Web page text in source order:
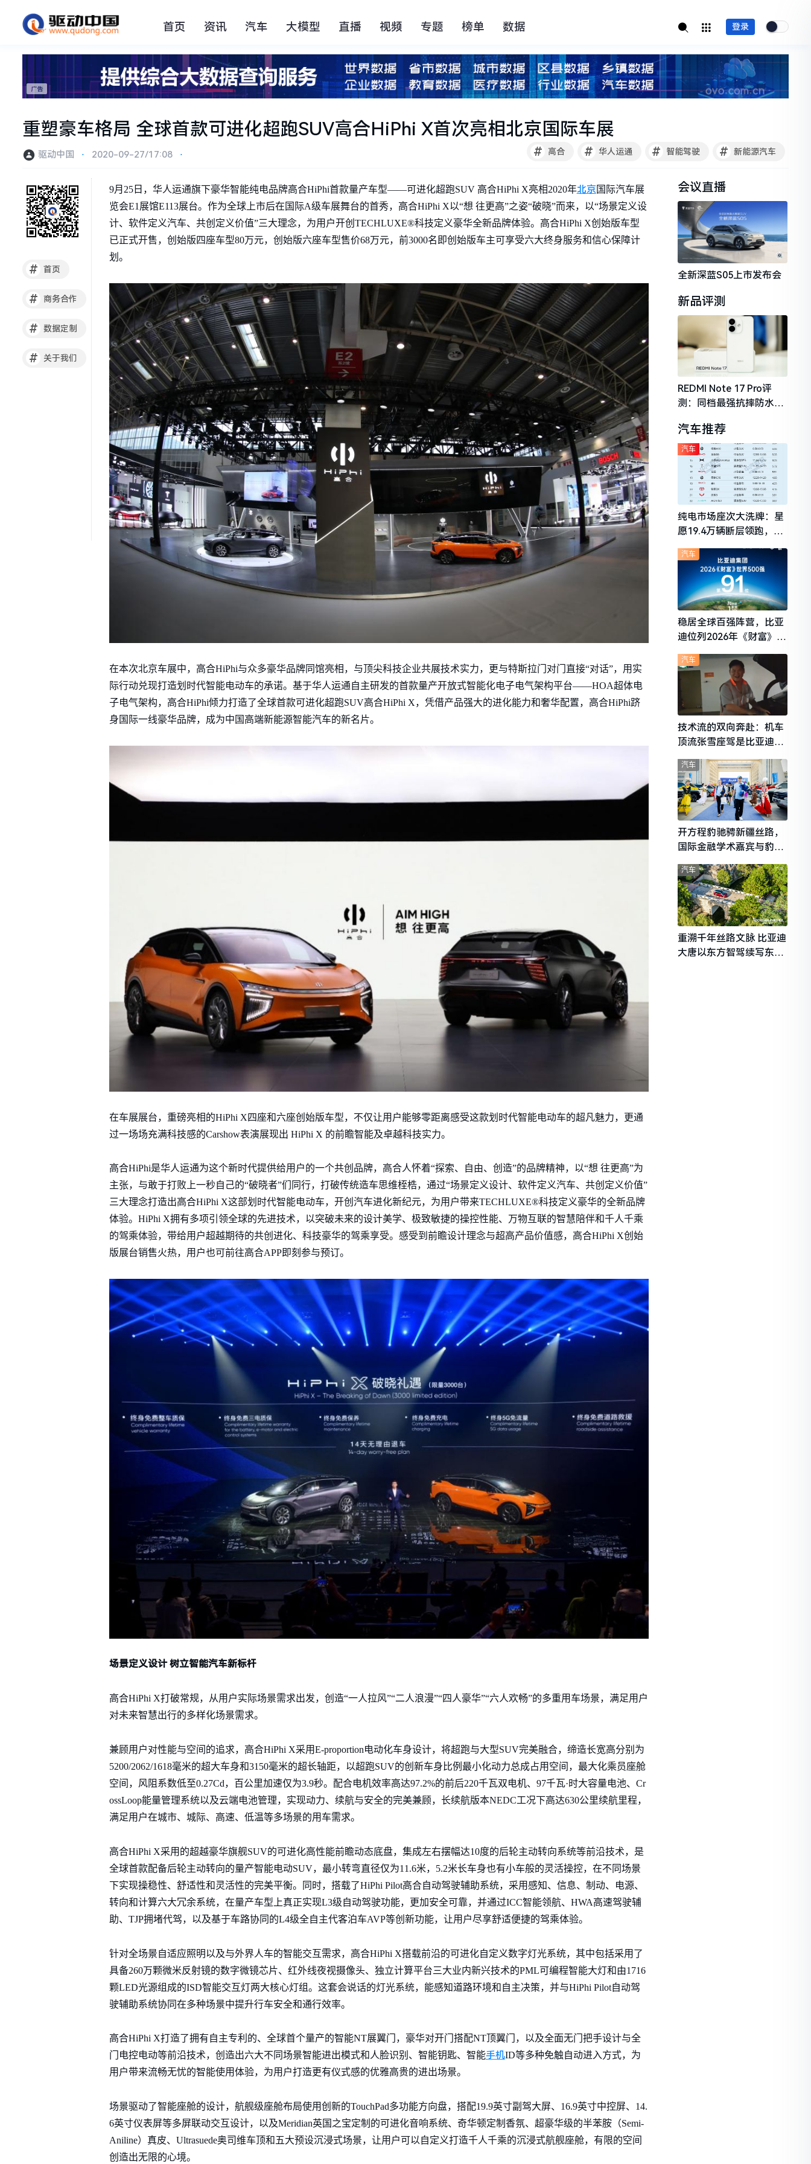
首页 资讯 汽车 大模型 直播 视频 专题 榜单 数据 登录
重塑豪车格局 全球首款可进化超跑SUV高合HiPhi X首次亮相北京国际车展
# 高合 # 华人运通 # 智能驾驶 # 新能源汽车
驱动中国 ⋅ 2020-09-27/17:08 ⋅
# 首页
# 商务合作
# 数据定制
# 关于我们
9月25日，华人运通旗下豪华智能纯电品牌高合HiPhi首款量产车型——可进化超跑SUV 高合HiPhi X亮相2020年北京国际汽车展
览会E1展馆E113展台。作为全球上市后在国际A级车展舞台的首秀，高合HiPhi X以“想 往更高”之姿“破晓”而来，以“场景定义设
计、软件定义汽车、共创定义价值”三大理念，为用户开创TECHLUXE®科技定义豪华全新品牌体验。高合HiPhi X创始版车型
已正式开售，创始版四座车型80万元，创始版六座车型售价68万元，前3000名即创始版车主可享受六大终身服务和信心保障计
划。
在本次北京车展中，高合HiPhi与众多豪华品牌同馆亮相，与顶尖科技企业共展技术实力，更与特斯拉门对门直接“对话”，用实
际行动兑现打造划时代智能电动车的承诺。基于华人运通自主研发的首款量产开放式智能化电子电气架构平台——HOA超体电
子电气架构，高合HiPhi倾力打造了全球首款可进化超跑SUV高合HiPhi X，凭借产品强大的进化能力和奢华配置，高合HiPhi跻
身国际一线豪华品牌，成为中国高端新能源智能汽车的新名片。
在车展展台，重磅亮相的HiPhi X四座和六座创始版车型，不仅让用户能够零距离感受这款划时代智能电动车的超凡魅力，更通
过一场场充满科技感的Carshow表演展现出 HiPhi X 的前瞻智能及卓越科技实力。
高合HiPhi是华人运通为这个新时代提供给用户的一个共创品牌，高合人怀着“探索、自由、创造”的品牌精神，以“想 往更高”为
主张，与敢于打败上一秒自己的“破晓者”们同行，打破传统造车思维桎梏，通过“场景定义设计、软件定义汽车、共创定义价值”
三大理念打造出高合HiPhi X这部划时代智能电动车，开创汽车进化新纪元，为用户带来TECHLUXE®科技定义豪华的全新品牌
体验。HiPhi X拥有多项引领全球的先进技术，以突破未来的设计美学、极致敏捷的操控性能、万物互联的智慧陪伴和千人千乘
的驾乘体验，带给用户超越期待的共创进化、科技豪华的驾乘享受。感受到前瞻设计理念与超高产品价值感，高合HiPhi X创始
版展台销售火热，用户也可前往高合APP即刻参与预订。
场景定义设计 树立智能汽车新标杆
高合HiPhi X打破常规，从用户实际场景需求出发，创造“一人拉风”“二人浪漫”“四人豪华”“六人欢畅”的多重用车场景，满足用户
对未来智慧出行的多样化场景需求。
兼顾用户对性能与空间的追求，高合HiPhi X采用E-proportion电动化车身设计，将超跑与大型SUV完美融合，缔造长宽高分别为
5200/2062/1618毫米的超大车身和3150毫米的超长轴距，以超跑SUV的创新车身比例最小化动力总成占用空间，最大化乘员座舱
空间，风阻系数低至0.27Cd，百公里加速仅为3.9秒。配合电机效率高达97.2%的前后220千瓦双电机、97千瓦·时大容量电池、Cr
ossLoop能量管理系统以及云端电池管理，实现动力、续航与安全的完美兼顾，长续航版本NEDC工况下高达630公里续航里程，
满足用户在城市、城际、高速、低温等多场景的用车需求。
高合HiPhi X采用的超越豪华旗舰SUV的可进化高性能前瞻动态底盘，集成左右摆幅达10度的后轮主动转向系统等前沿技术，是
全球首款配备后轮主动转向的量产智能电动SUV，最小转弯直径仅为11.6米，5.2米长车身也有小车般的灵活操控，在不同场景
下实现操稳性、舒适性和灵活性的完美平衡。同时，搭载了HiPhi Pilot高合自动驾驶辅助系统，采用感知、信息、制动、电源、
转向和计算六大冗余系统，在量产车型上真正实现L3级自动驾驶功能，更加安全可靠，并通过ICC智能领航、HWA高速驾驶辅
助、TJP拥堵代驾，以及基于车路协同的L4级全自主代客泊车AVP等创新功能，让用户尽享舒适便捷的驾乘体验。
针对全场景自适应照明以及与外界人车的智能交互需求，高合HiPhi X搭载前沿的可进化自定义数字灯光系统，其中包括采用了
具备260万颗微米反射镜的数字微镜芯片、红外线夜视摄像头、独立计算平台三大业内新兴技术的PML可编程智能大灯和由1716
颗LED光源组成的ISD智能交互灯两大核心灯组。这套会说话的灯光系统，能感知道路环境和自主决策，并与HiPhi Pilot自动驾
驶辅助系统协同在多种场景中提升行车安全和通行效率。
高合HiPhi X打造了拥有自主专利的、全球首个量产的智能NT展翼门，豪华对开门搭配NT顶翼门，以及全面无门把手设计与全
门电控电动等前沿技术，创造出六大不同场景智能进出模式和人脸识别、智能钥匙、智能手机ID等多种免触自动进入方式，为
用户带来流畅无忧的智能使用体验，为用户打造更有仪式感的优雅高贵的进出场景。
场景驱动了智能座舱的设计，航舰级座舱布局使用创新的TouchPad多功能方向盘，搭配19.9英寸副驾大屏、16.9英寸中控屏、14.
6英寸仪表屏等多屏联动交互设计，以及Meridian英国之宝定制的可进化音响系统、奇华顿定制香氛、超豪华级的半苯胺（Semi-
Aniline）真皮、Ultrasuede奥司维车顶和五大预设沉浸式场景，让用户可以自定义打造千人千乘的沉浸式航舰座舱，有限的空间
创造出无限的心境。
会议直播
全新深蓝S05上市发布会
新品评测
REDMI Note 17 Pro评
测：同档最强抗摔防水，
守门员
汽车推荐
纯电市场座次大洗牌：星
愿19.4万辆断层领跑，理
想i6成最强黑马
汽车
稳居全球百强阵营，比亚
迪位列2026年《财富》世
汽车
技术流的双向奔赴：机车
顶流张雪座驾是比亚迪秦
L
汽车
开方程豹驰骋新疆丝路，
国际金融学术嘉宾与豹友
共赴山海热爱
汽车
重溯千年丝路文脉 比亚迪
大唐以东方智驾续写东西
汽车